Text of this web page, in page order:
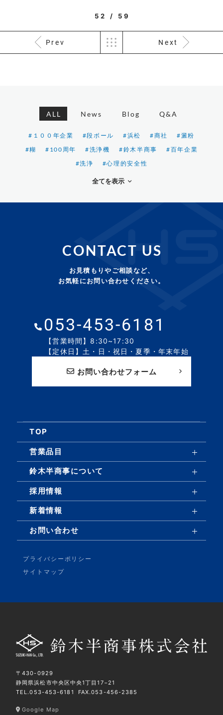
52 / 59
Prev Next
ALL News Blog Q&A
#１００年企業 #段ボール #浜松 #商社
#澱粉
#糊
#100周年 #洗浄機 #鈴木半商事
#百年企業
#洗浄
#心理的安全性
全てを表示
CONTACT US
お見積もりやご相談など、
お気軽にお問い合わせください。
053-453-6181
【営業時間】8:30~17:30
【定休日】土・日・祝日・夏季・年末年始
お問い合わせフォーム
TOP
営業品目
鈴木半商事について
採用情報
新着情報
お問い合わせ
プライバシーポリシー
サイトマップ
〒430-0929
静岡県浜松市中央区中央1丁目17−21
TEL.053-453-6181 FAX.053-456-2385
Google Map